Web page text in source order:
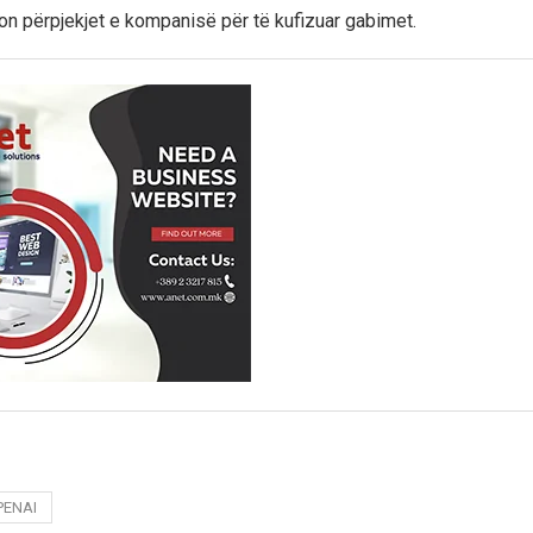
përpjekjet e kompanisë për të kufizuar gabimet.